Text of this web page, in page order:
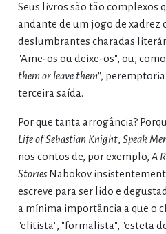
Seus livros são tão complexos
andante de um jogo de xadrez
deslumbrantes charadas
"Ame-os ou deixe-os", ou,
them or leave them",
terceira saída.
Por que tanta arrogância?
Life of Sebastian Knight, Speak
nos contos de, por exemplo, A
StoriesNabokov
escreve para ser lido e
a mínima importância a que o
"elitista", "formalista", "esteta